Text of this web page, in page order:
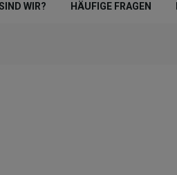
WIR? HÄUFIGE FRAGEN